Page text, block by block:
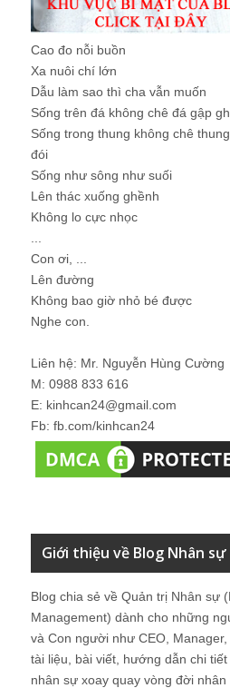
Cao đo nỗi buồn
Xa nuôi chí lớn
Dẫu làm sao thì cha vẫn muốn
Sống trên đá không chê đá gập
Sống trong thung không chê
đói
Sống như sông như suối
Lên thác xuống ghềnh
Không lo cực nhọc
Con ơi, ...
Lên đường
Không bao giờ nhỏ bé được
Nghe con.
Liên hệ: Mr. Nguyễn Hùng Cường
M: 0988 833 616
E: kinhcan24@gmail.com
Fb: fb.com/kinhcan24
Giới thiệu về Blog Nhân sự
Blog chia sẻ về Quản trị Nhân sự
Management) dành cho những
và Con người như CEO,
tài liệu, bài viết, hướng dẫn chi
nhân sự xoay quay vòng đời